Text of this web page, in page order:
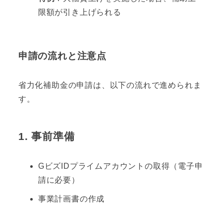
限額が引き上げられる
申請の流れと注意点
省力化補助金の申請は、以下の流れで進められま
す。
1.事前準備
GビズIDプライムアカウントの取得（電子申
請に必要）
事業計画書の作成